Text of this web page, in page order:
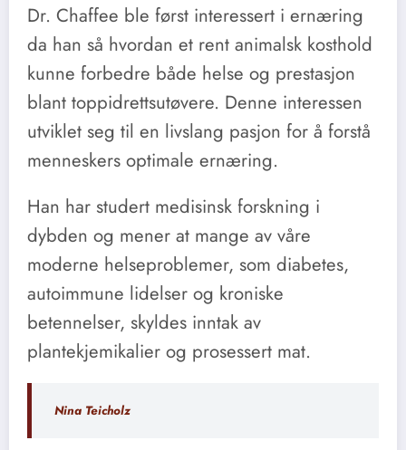
Dr. Chaffee ble først interessert i ernæring
da han så hvordan et rent animalsk kosthold
kunne forbedre både helse og prestasjon
blant toppidrettsutøvere. Denne interessen
utviklet seg til en livslang pasjon for å forstå
menneskers optimale ernæring.
Han har studert medisinsk forskning i
dybden og mener at mange av våre
moderne helseproblemer, som diabetes,
autoimmune lidelser og kroniske
betennelser, skyldes inntak av
plantekjemikalier og prosessert mat.
Nina Teicholz